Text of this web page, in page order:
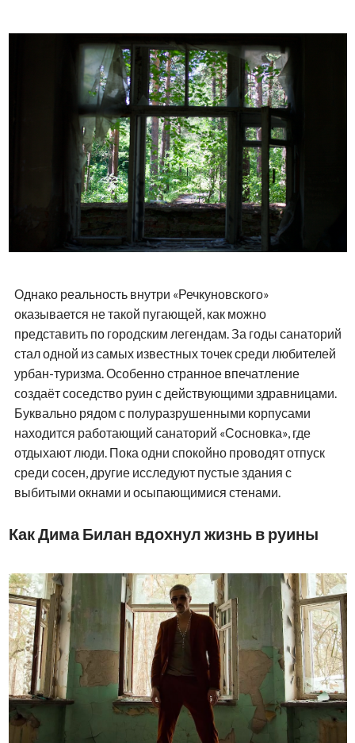
Однако реальность внутри «Речкуновского»
оказывается не такой пугающей, как можно
представить по городским легендам. За годы санаторий
стал одной из самых известных точек среди любителей
урбан-туризма. Особенно странное впечатление
создаёт соседство руин с действующими здравницами.
Буквально рядом с полуразрушенными корпусами
находится работающий санаторий «Сосновка», где
отдыхают люди. Пока одни спокойно проводят отпуск
среди сосен, другие исследуют пустые здания с
выбитыми окнами и осыпающимися стенами.
Как Дима Билан вдохнул жизнь в руины